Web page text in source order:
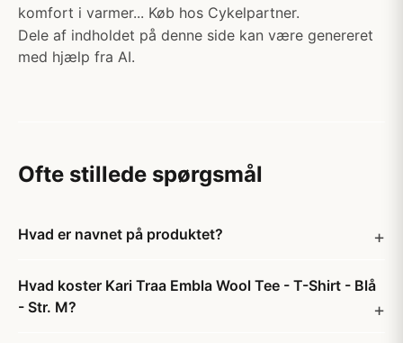
komfort i varmer... Køb hos Cykelpartner.
Dele af indholdet på denne side kan være genereret
med hjælp fra AI.
Ofte stillede spørgsmål
Hvad er navnet på produktet?
Hvad koster Kari Traa Embla Wool Tee - T-Shirt - Blå
- Str. M?